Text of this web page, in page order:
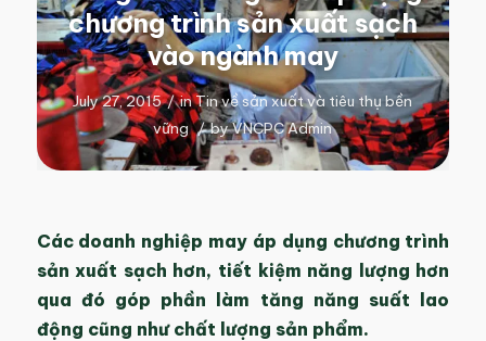
chương trình sản xuất sạch
vào ngành may
July 27, 2015 / inTin về sản xuất và tiêu thụ bền
vững / byVNCPC Admin
Các doanh nghiệp may áp dụng chương trình
sản xuất sạch hơn, tiết kiệm năng lượng hơn
qua đó góp phần làm tăng năng suất lao
động cũng như chất lượng sản phẩm.